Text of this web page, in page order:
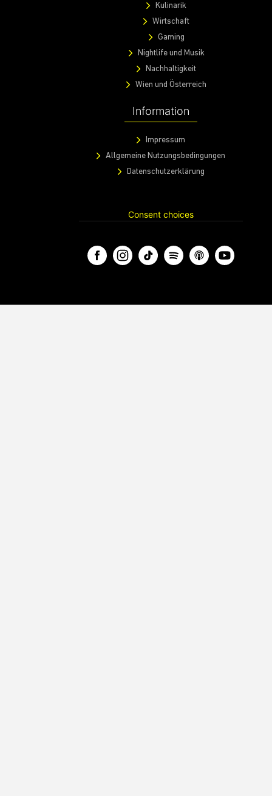
Kulinarik
Wirtschaft
Gaming
Nightlife und Musik
Nachhaltigkeit
Wien und Österreich
Information
Impressum
Allgemeine Nutzungsbedingungen
Datenschutzerklärung
Consent choices